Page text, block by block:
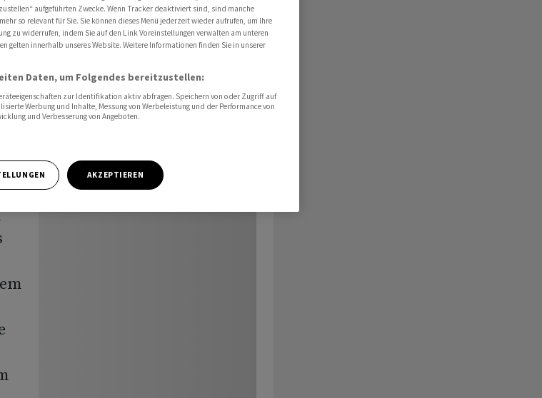
aufgeführten Zwecke. Wenn Tracker deaktiviert sind, sind manche
so relevant für Sie. Sie können dieses Menü jederzeit wieder aufrufen, um Ihre
zu widerrufen, indem Sie auf den Link Voreinstellungen verwalten am unteren
gelten innerhalb unseres Website. Weitere Informationen finden Sie in unserer
Daten, um Folgendes bereitzustellen:
zur Identifikation aktiv abfragen. Speichern von oder Zugriff auf
Werbung und Inhalte, Messung von Werbeleistung und der Performance von
und Verbesserung von Angeboten.
AKZEPTIEREN